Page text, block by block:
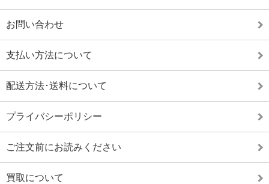
お問い合わせ
支払い方法について
配送方法･送料について
プライバシーポリシー
ご注文前にお読みください
買取について